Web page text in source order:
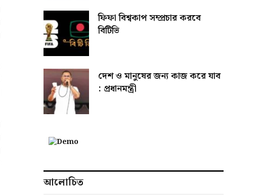
ফিফা বিশ্বকাপ সম্প্রচার করবে
বিটিভি
দেশ ও মানুষের জন্য কাজ করে যাব
: প্রধানমন্ত্রী
আলোচিত